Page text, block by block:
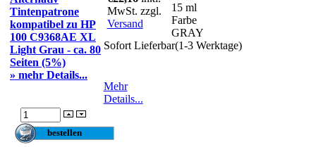
Tintenpatrone
kompatibel zu HP
100 C9368AE XL
Light Grau - ca. 80
Seiten (5%)
» mehr Details...
MwSt. zzgl.
Versand
15 ml
Farbe
GRAY
Sofort Lieferbar(1-3 Werktage)
Mehr
Details...